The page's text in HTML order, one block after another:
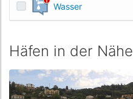
Wasser
Häfen in der Nähe